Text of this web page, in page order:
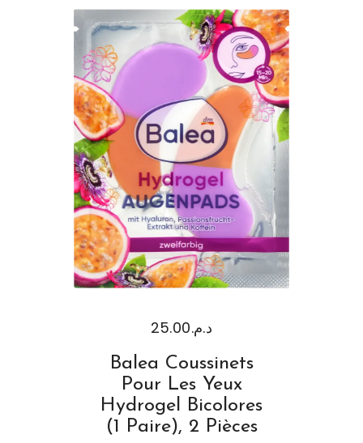
د.م.25.00
Balea Coussinets
Pour Les Yeux
Hydrogel Bicolores
(1 Paire), 2 Pièces